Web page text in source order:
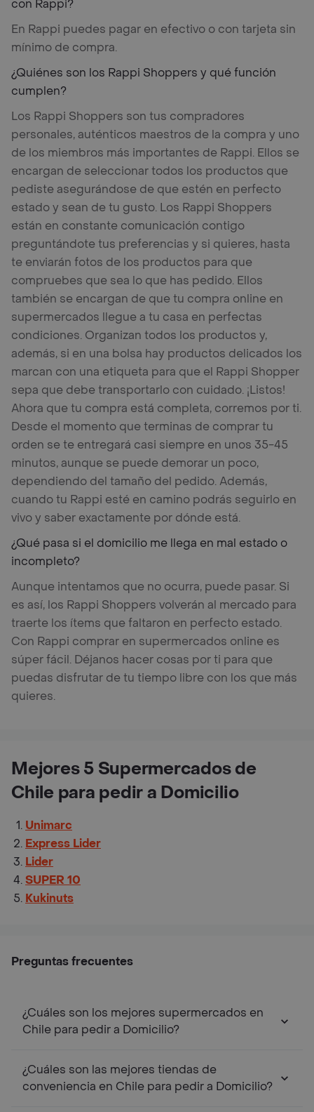
con Rappi?
En Rappi puedes pagar en efectivo o con tarjeta sin
mínimo de compra.
¿Quiénes son los Rappi Shoppers y qué función
cumplen?
Los Rappi Shoppers son tus compradores
personales, auténticos maestros de la compra y uno
de los miembros más importantes de Rappi. Ellos se
encargan de seleccionar todos los productos que
pediste asegurándose de que estén en perfecto
estado y sean de tu gusto. Los Rappi Shoppers
están en constante comunicación contigo
preguntándote tus preferencias y si quieres, hasta
te enviarán fotos de los productos para que
compruebes que sea lo que has pedido. Ellos
también se encargan de que tu compra online en
supermercados llegue a tu casa en perfectas
condiciones. Organizan todos los productos y,
además, si en una bolsa hay productos delicados los
marcan con una etiqueta para que el Rappi Shopper
sepa que debe transportarlo con cuidado. ¡Listos!
Ahora que tu compra está completa, corremos por ti.
Desde el momento que terminas de comprar tu
orden se te entregará casi siempre en unos 35-45
minutos, aunque se puede demorar un poco,
dependiendo del tamaño del pedido. Además,
cuando tu Rappi esté en camino podrás seguirlo en
vivo y saber exactamente por dónde está.
¿Qué pasa si el domicilio me llega en mal estado o
incompleto?
Aunque intentamos que no ocurra, puede pasar. Si
es así, los Rappi Shoppers volverán al mercado para
traerte los ítems que faltaron en perfecto estado.
Con Rappi comprar en supermercados online es
súper fácil. Déjanos hacer cosas por ti para que
puedas disfrutar de tu tiempo libre con los que más
quieres.
Mejores 5 Supermercados de
Chile para pedir a Domicilio
Unimarc
Express Lider
Lider
SUPER 10
Kukinuts
Preguntas frecuentes
¿Cuáles son los mejores supermercados en
Chile para pedir a Domicilio?
¿Cuáles son las mejores tiendas de
conveniencia en Chile para pedir a Domicilio?